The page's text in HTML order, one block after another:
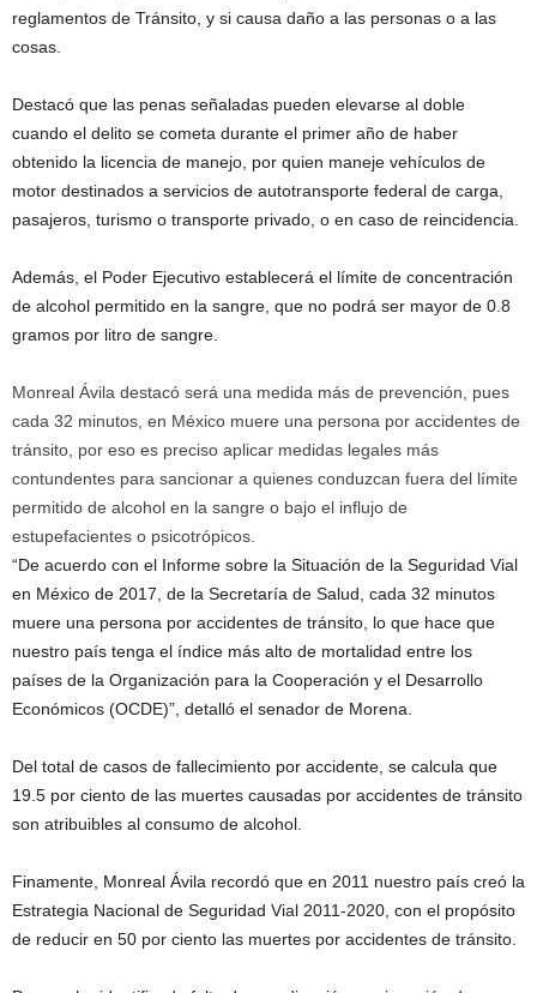
reglamentos de Tránsito, y si causa daño a las personas o a las
cosas.
Destacó que las penas señaladas pueden elevarse al doble
cuando el delito se cometa durante el primer año de haber
obtenido la licencia de manejo, por quien maneje vehículos de
motor destinados a servicios de autotransporte federal de carga,
pasajeros, turismo o transporte privado, o en caso de reincidencia.
Además, el Poder Ejecutivo establecerá el límite de concentración
de alcohol permitido en la sangre, que no podrá ser mayor de 0.8
gramos por litro de sangre.
Monreal Ávila destacó será una medida más de prevención, pues
cada 32 minutos, en México muere una persona por accidentes de
tránsito, por eso es preciso aplicar medidas legales más
contundentes para sancionar a quienes conduzcan fuera del límite
permitido de alcohol en la sangre o bajo el influjo de
estupefacientes o psicotrópicos.
“De acuerdo con el Informe sobre la Situación de la Seguridad Vial
en México de 2017, de la Secretaría de Salud, cada 32 minutos
muere una persona por accidentes de tránsito, lo que hace que
nuestro país tenga el índice más alto de mortalidad entre los
países de la Organización para la Cooperación y el Desarrollo
Económicos (OCDE)”, detalló el senador de Morena.
Del total de casos de fallecimiento por accidente, se calcula que
19.5 por ciento de las muertes causadas por accidentes de tránsito
son atribuibles al consumo de alcohol.
Finamente, Monreal Ávila recordó que en 2011 nuestro país creó la
Estrategia Nacional de Seguridad Vial 2011-2020, con el propósito
de reducir en 50 por ciento las muertes por accidentes de tránsito.